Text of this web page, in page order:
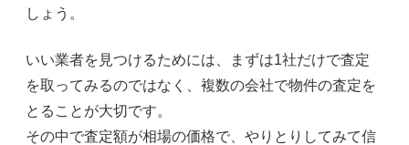
しょう。
いい業者を見つけるためには、まずは1社だけで査定
を取ってみるのではなく、複数の会社で物件の査定を
とることが大切です。
その中で査定額が相場の価格で、やりとりしてみて信